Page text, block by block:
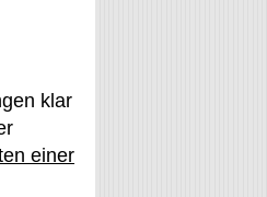
klar
einer